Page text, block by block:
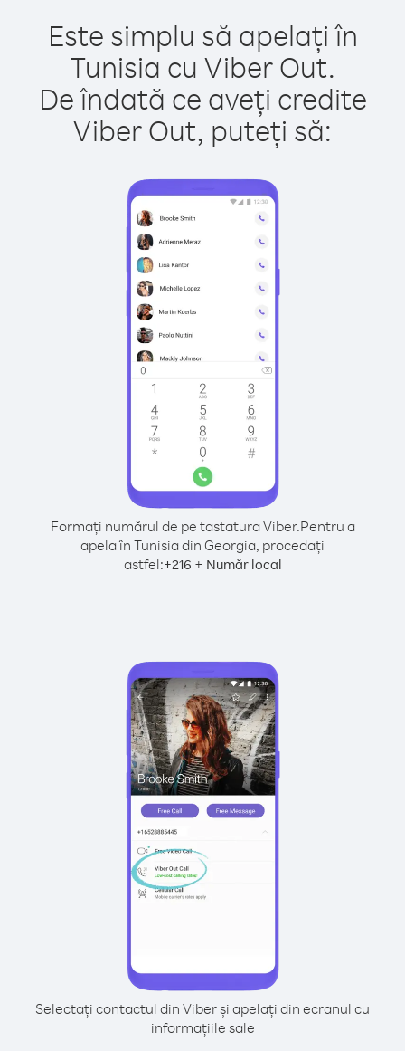
Este simplu să apelați în
Tunisia cu Viber Out.
De îndată ce aveți credite
Viber Out, puteți să:
Formați numărul de pe tastatura Viber.Pentru a
apela în Tunisia din Georgia, procedați
astfel:+216 + Număr local
Selectați contactul din Viber și apelați din ecranul cu
informațiile sale